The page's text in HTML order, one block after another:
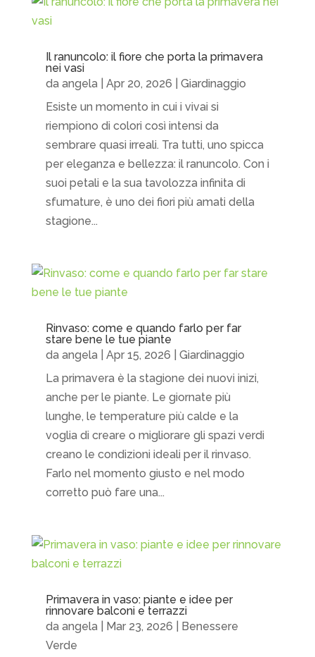
Il ranuncolo: il fiore che porta la primavera
nei vasi
da angela| Apr 20, 2026
Giardinaggio
Esiste un momento in cui i vivai si
riempiono di colori così intensi da
sembrare quasi irreali. Tra tutti, uno spicca
per eleganza e bellezza: il ranuncolo. Con i
suoi petali e la sua tavolozza infinita di
sfumature, è uno dei fiori più amati della
stagione...
Rinvaso: come e quando farlo per far
stare bene le tue piante
da angela| Apr 15, 2026
Giardinaggio
La primavera è la stagione dei nuovi inizi,
anche per le piante. Le giornate più
lunghe, le temperature più calde e la
voglia di creare o migliorare gli spazi verdi
creano le condizioni ideali per il rinvaso.
Farlo nel momento giusto e nel modo
corretto può fare una...
Primavera in vaso: piante e idee per
rinnovare balconi e terrazzi
da angela| Mar 23, 2026
Benessere
Verde